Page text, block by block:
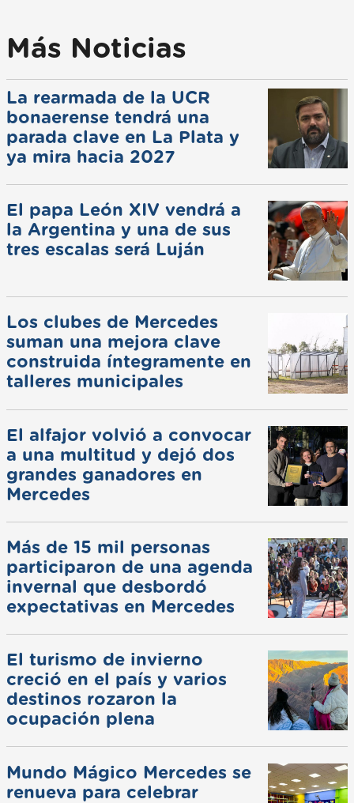
Más Noticias
La rearmada de la UCR
bonaerense tendrá una
parada clave en La Plata y
ya mira hacia 2027
El papa León XIV vendrá a
la Argentina y una de sus
tres escalas será Luján
Los clubes de Mercedes
suman una mejora clave
construida íntegramente en
talleres municipales
El alfajor volvió a convocar
a una multitud y dejó dos
grandes ganadores en
Mercedes
Más de 15 mil personas
participaron de una agenda
invernal que desbordó
expectativas en Mercedes
El turismo de invierno
creció en el país y varios
destinos rozaron la
ocupación plena
Mundo Mágico Mercedes se
renueva para celebrar